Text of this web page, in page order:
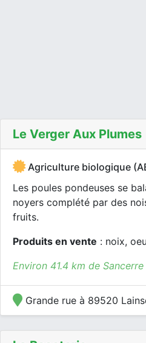
Le Verger Aux Plumes
Agriculture biologique
Les poules pondeuses se
noyers complété par des
fruits.
Produits en vente : noix,
Environ 41.4 km de Sancerre
Grande rue à 89520